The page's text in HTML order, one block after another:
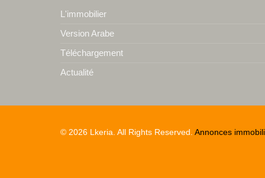
L'immobilier
Version Arabe
Téléchargement
Actualité
© 2026 Lkeria. All Rights Reserved. Annonces